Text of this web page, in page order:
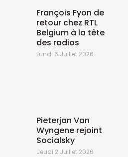
François Fyon de
retour chez RTL
Belgium à la tête
des radios
Lundi 6 Juillet 2026
Pieterjan Van
Wyngene rejoint
Socialsky
Jeudi 2 Juillet 2026